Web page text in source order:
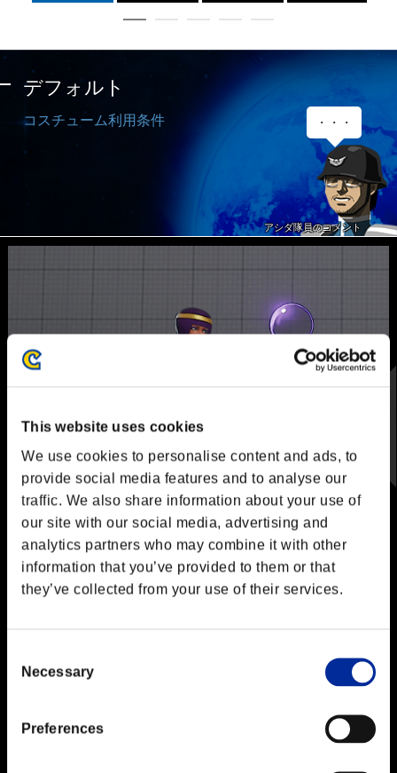
This website uses cookies
We use cookies to personalise content and ads, to
provide social media features and to analyse our
traffic. We also share information about your use of
our site with our social media, advertising and
analytics partners who may combine it with other
information that you’ve provided to them or that
they’ve collected from your use of their services.
Selection
Necessary
Preferences
デフォルト
コスチューム利用条件
アシダ隊員のコメント
COSTUME COLOR
01